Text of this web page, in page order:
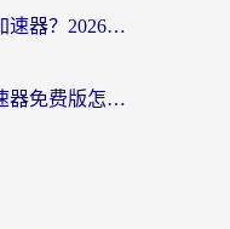
在法国玩国内游戏用什么加速器？2026实测解决延迟卡顿的实用指南
海外党别愁！一键回国加速器免费版怎么选？从踩坑到流畅访问的全攻略